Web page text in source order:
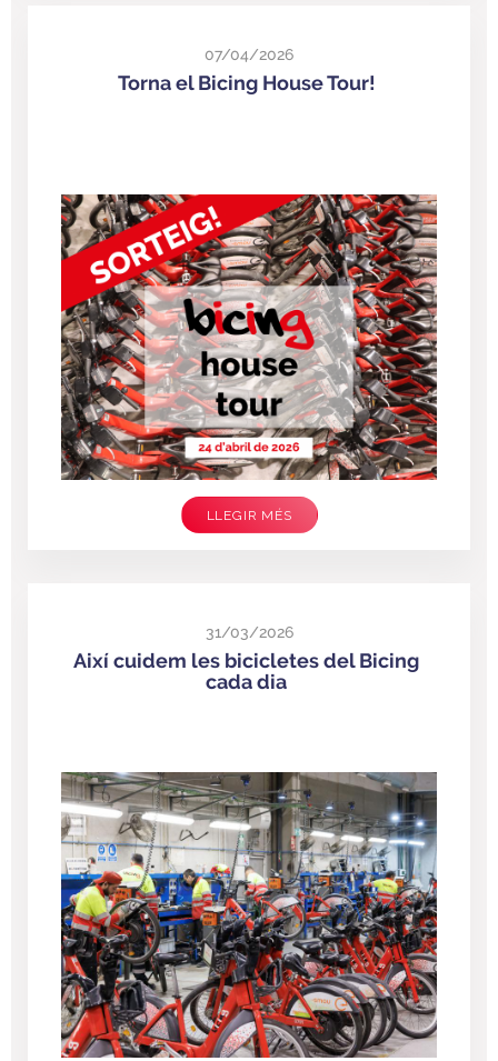
07/04/2026
Torna el Bicing House Tour!
LLEGIR MÉS
31/03/2026
Així cuidem les bicicletes del Bicing
cada dia